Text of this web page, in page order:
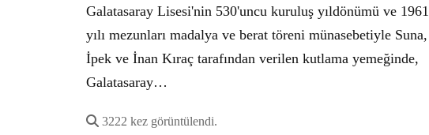
Galatasaray Lisesi'nin 530'uncu kuruluş yıldönümü ve 1961
yılı mezunları madalya ve berat töreni münasebetiyle Suna,
İpek ve İnan Kıraç tarafından verilen kutlama yemeğinde,
Galatasaray…
3222 kez görüntülendi.